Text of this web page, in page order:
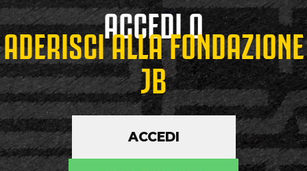
ACCEDI O
ADERISCI ALLA FONDAZIONE
JB
ACCEDI